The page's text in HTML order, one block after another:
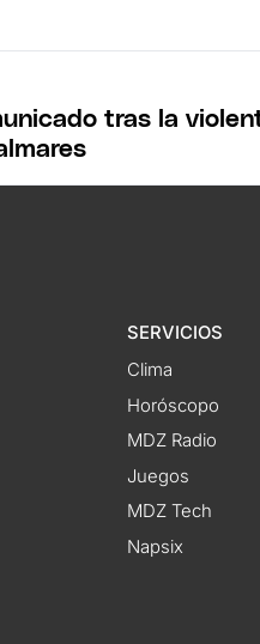
tras la
SERVICIOS
Clima
Horóscopo
MDZ Radio
Juegos
MDZ Tech
Napsix